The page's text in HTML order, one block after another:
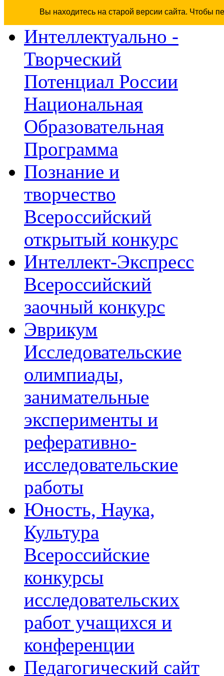
Вы находитесь на старой версии сайта. Чтобы
Интеллектуально -
Творческий
Потенциал России
Национальная
Образовательная
Программа
Познание и
творчество
Всероссийский
открытый конкурс
Интеллект-Экспресс
Всероссийский
заочный конкурс
Эврикум
Исследовательские
олимпиады,
занимательные
эксперименты и
реферативно-
исследовательские
работы
Юность, Наука,
Культура
Всероссийские
конкурсы
исследовательских
работ учащихся и
конференции
Педагогический сайт